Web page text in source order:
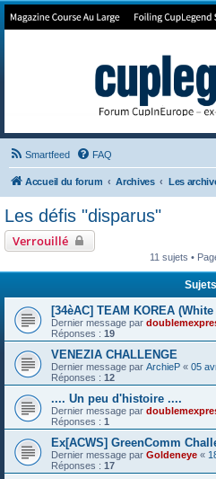
Forum de Cup In Europe
Smartfeed FAQ
Accueil du forum Archives
Les défis "disparus"
Verrouillé
11 sujets •
Sujets
[34èAC] TEAM KOREA
Dernier message par
Réponses : 19
VENEZIA CHALLENGE
Dernier message par ArchieP « 05
Réponses : 12
.... Un peu d'histoire ....
Dernier message par
Réponses : 1
Ex[ACWS] GreenComm
Dernier message par Goldeneye «
Réponses : 17